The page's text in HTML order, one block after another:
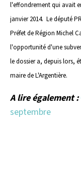
l'effondrement qui avait
janvier 2014. Le député
Préfet de Région Michel
l'opportunité d'une
le dossier a, depuis lors,
maire de L'Argentière.
A lire également :
septembre